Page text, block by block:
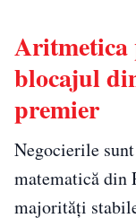
Aritmetica
blocajul
premier
Negocierile
matematică din
majorități